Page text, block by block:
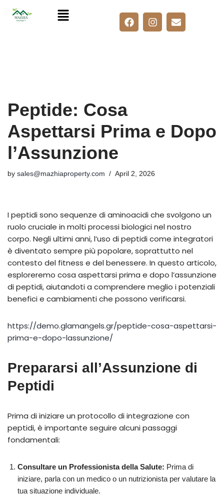
Peptide: Cosa
Aspettarsi Prima e Dopo
l’Assunzione
by sales@mazhiaproperty.com April 2, 2026
I peptidi sono sequenze di aminoacidi che svolgono un
ruolo cruciale in molti processi biologici nel nostro
corpo. Negli ultimi anni, l’uso di peptidi come integratori
è diventato sempre più popolare, soprattutto nel
contesto del fitness e del benessere. In questo articolo,
esploreremo cosa aspettarsi prima e dopo l’assunzione
di peptidi, aiutandoti a comprendere meglio i potenziali
benefici e cambiamenti che possono verificarsi.
https://demo.glamangels.gr/peptide-cosa-aspettarsi-
prima-e-dopo-lassunzione/
Prepararsi all’Assunzione di
Peptidi
Prima di iniziare un protocollo di integrazione con
peptidi, è importante seguire alcuni passaggi
fondamentali:
Consultare un Professionista della Salute: Prima di
iniziare, parla con un medico o un nutrizionista per valutare la
tua situazione individuale.